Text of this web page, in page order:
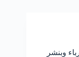
العارضية 52227338 كهرباء وبنشر